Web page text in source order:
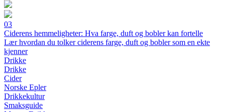
03
Ciderens hemmeligheter: Hva farge, duft og bobler kan fortelle
Lær hvordan du tolker ciderens farge, duft og bobler som en ekte
kjenner
Drikke
Drikke
Cider
Norske Epler
Drikkekultur
Smaksguide